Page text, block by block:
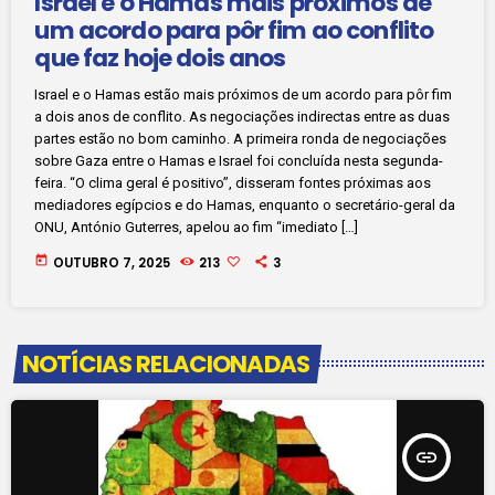
um acordo para pôr fim ao conflito
que faz hoje dois anos
Israel e o Hamas estão mais próximos de um acordo para pôr fim
a dois anos de conflito. As negociações indirectas entre as duas
partes estão no bom caminho. A primeira ronda de negociações
sobre Gaza entre o Hamas e Israel foi concluída nesta segunda-
feira. “O clima geral é positivo”, disseram fontes próximas aos
mediadores egípcios e do Hamas, enquanto o secretário-geral da
ONU, António Guterres, apelou ao fim “imediato […]
today OUTUBRO 7, 2025 213 3
NOTÍCIAS RELACIONADAS
insert_link